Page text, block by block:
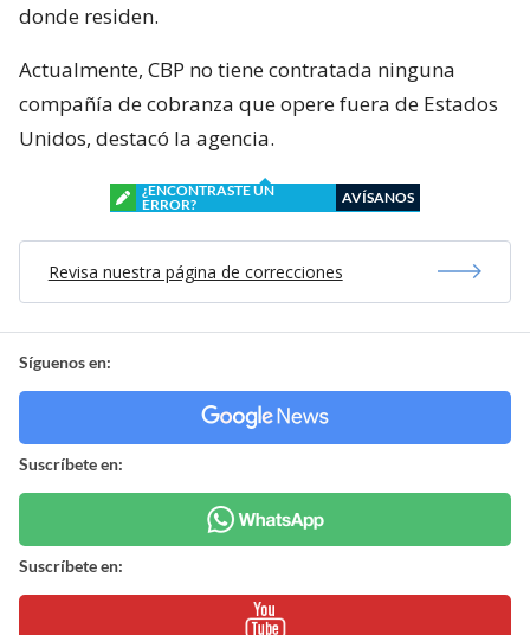
donde residen.
Actualmente, CBP no tiene contratada ninguna
compañía de cobranza que opere fuera de Estados
Unidos, destacó la agencia.
¿ENCONTRASTE UN
ERROR?
AVÍSANOS
Revisa nuestra página de correcciones
Síguenos en:
Suscríbete en:
Suscríbete en: